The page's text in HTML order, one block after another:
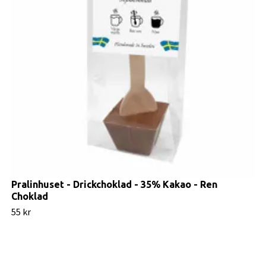
Pralinhuset - Drickchoklad - 35% Kakao - Ren
Choklad
55 kr